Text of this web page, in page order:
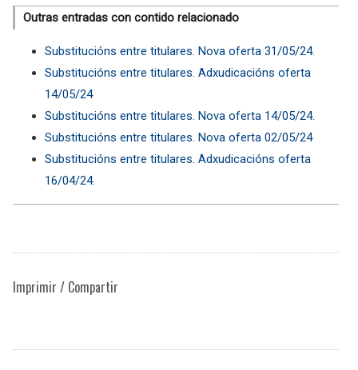
Outras entradas con contido relacionado
Substitucións entre titulares. Nova oferta 31/05/24.
Substitucións entre titulares. Adxudicacións oferta
14/05/24
Substitucións entre titulares. Nova oferta 14/05/24.
Substitucións entre titulares. Nova oferta 02/05/24
Substitucións entre titulares. Adxudicacións oferta
16/04/24.
Imprimir / Compartir